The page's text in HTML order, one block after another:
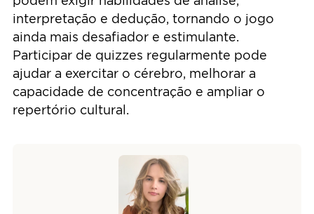
interpretação e dedução, tornando o jogo
ainda mais desafiador e estimulante.
Participar de quizzes regularmente pode
ajudar a exercitar o cérebro, melhorar a
capacidade de concentração e ampliar o
repertório cultural.